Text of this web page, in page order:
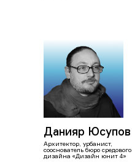
Данияр Юсупов
Архитектор, урбанист,
сооснователь бюро средового
дизайна «Дизайн юнит 4»